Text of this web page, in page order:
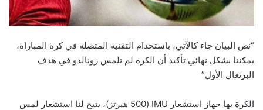
“نص البيان جاء كالآتي، باستخدام التقنية المتصلة في كرة المباراة،
يمكننا بشكل نهائي تأكيد أن الكرة لم تلمس رونالدو في هدف
البرتغال الأول”
الكرة بها جهاز استشعار IMU (500 هيرتز)، يتيح لنا استشعار لمس